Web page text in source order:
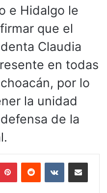
e Hidalgo le
que el
Claudia
en todas
por lo
la unidad
de la
PinterestReddit VKontakteCompartir por